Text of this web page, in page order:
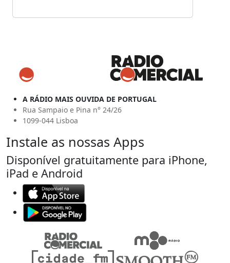
A RÁDIO MAIS OUVIDA DE PORTUGAL
Rua Sampaio e Pina n° 24/26
1099-044 Lisboa
Instale as nossas Apps
Disponível gratuitamente para iPhone,
iPad e Android